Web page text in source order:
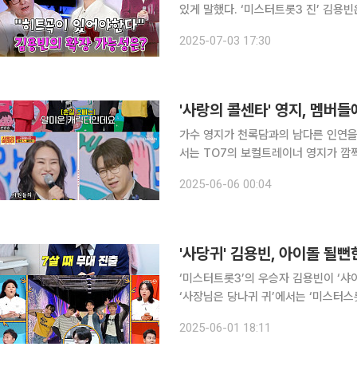
있게 말했다. ‘미스터트롯3 진’ 김용빈은 최근 사랑의 콜센터 무대에서 ‘월량대표아적심’을 선보이
평가했다. 화장품 CF까지 찍은 김용
2025-07-03 17:30
'사랑의 콜센타' 영지, 멤버
가수 영지가 천록담과의 남다른 인연을 전했다. 5일 방송된 TV조선 ‘사랑의
서는 TO7의 보컬트레이너 영지가 깜짝 등장해 무대를
면서 “가장 많이 들었던 말이 ‘고맙습
2025-06-06 00:04
'사당귀' 김용빈, 아이돌 될
‘미스터트롯3’의 우승자 김용빈이 ‘샤이니’ 멤
‘사장님은 당나귀 귀’에서는 ‘미스터스
2025-06-01 18:11